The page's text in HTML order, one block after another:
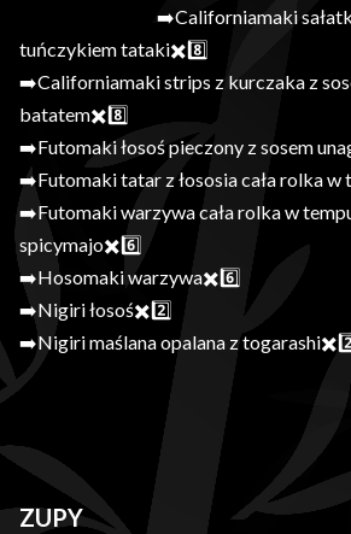
➡️Californiamaki
tuńczykiem tataki✖️8️⃣
➡️Californiamaki strips z kurczaka z
batatem✖️8️⃣
➡️Futomaki łosoś pieczony z sosem
➡️Futomaki tatar z łososia cała rolka
➡️Futomaki warzywa cała rolka w
spicymajo✖️6️⃣
➡️Hosomaki warzywa✖️6️⃣
➡️Nigiri łosoś✖️2️⃣
➡️Nigiri maślana opalana z
ZUPY